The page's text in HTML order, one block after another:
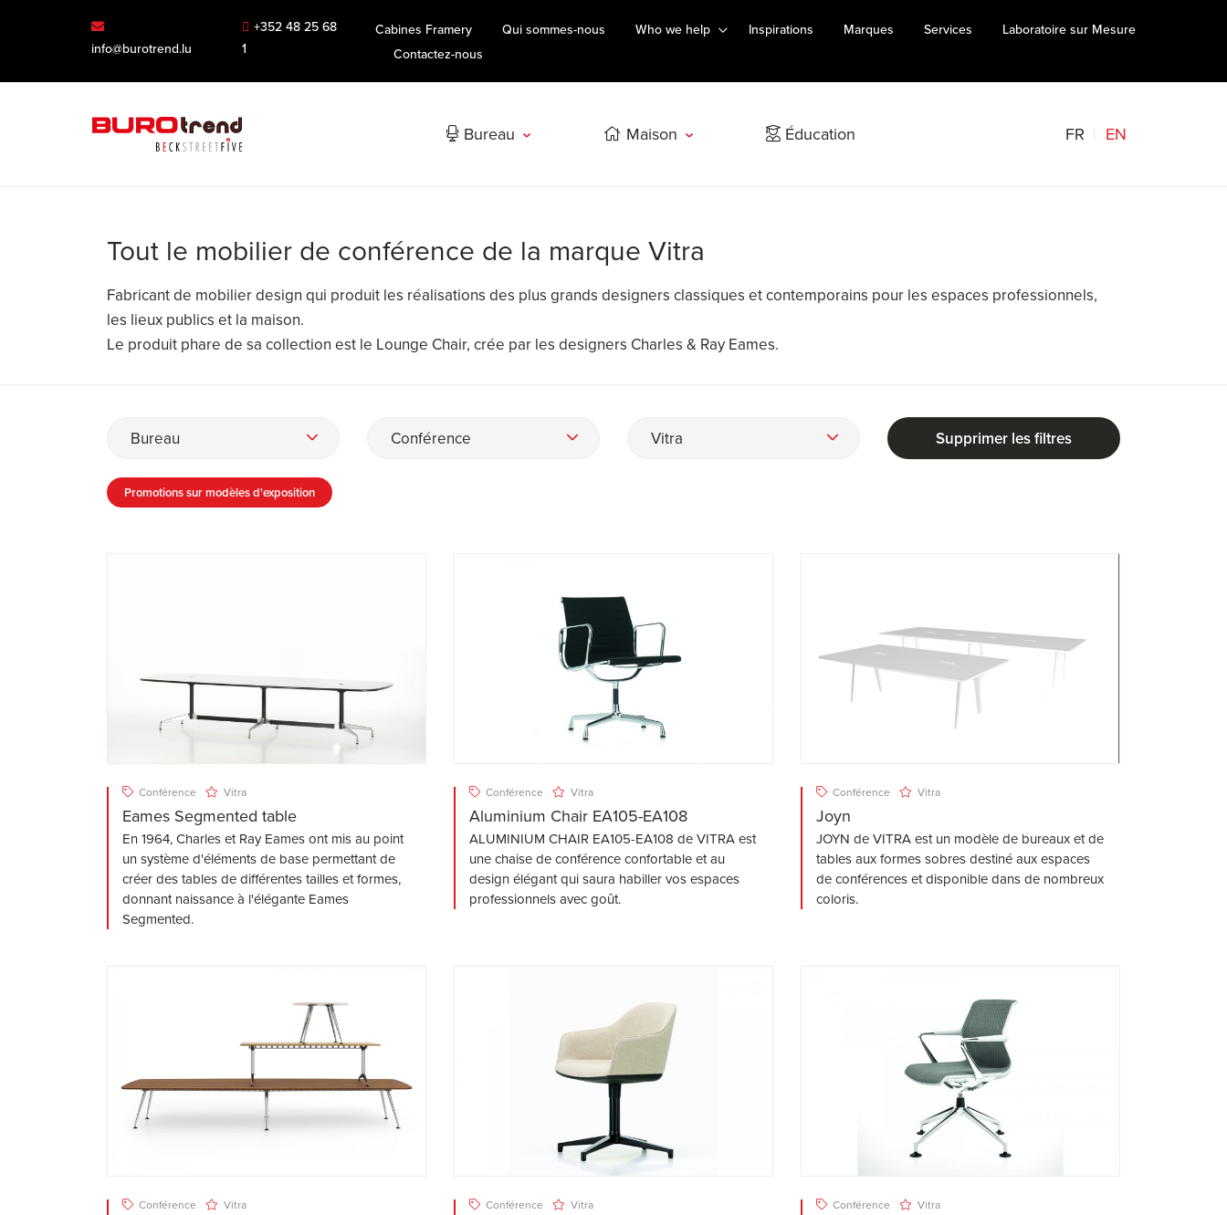
info@burotrend.lu
+352 48 25 68
1
Cabines Framery Qui sommes-nous Who we help Inspirations Marques Services
Laboratoire sur Mesure
Contactez-nous
Bureau Maison Éducation FR EN
Tout le mobilier de conférence de la marque Vitra
Fabricant de mobilier design qui produit les réalisations des plus grands designers classiques et contemporains pour les espaces professionnels,
les lieux publics et la maison.
Le produit phare de sa collection est le Lounge Chair, crée par les designers Charles & Ray Eames.
Bureau Conférence Vitra
Promotions sur modèles d'exposition
Supprimer les filtres
Conférence Vitra
Eames Segmented table
En 1964, Charles et Ray Eames ont mis au point
un système d'éléments de base permettant de
créer des tables de différentes tailles et formes,
donnant naissance à l'élégante Eames
Segmented.
Conférence Vitra
Aluminium Chair EA105-EA108
ALUMINIUM CHAIR EA105-EA108 de VITRA est
une chaise de conférence confortable et au
design élégant qui saura habiller vos espaces
professionnels avec goût.
Conférence Vitra
Joyn
JOYN de VITRA est un modèle de bureaux et de
tables aux formes sobres destiné aux espaces
de conférences et disponible dans de nombreux
coloris.
Conférence Vitra Conférence Vitra Conférence Vitra